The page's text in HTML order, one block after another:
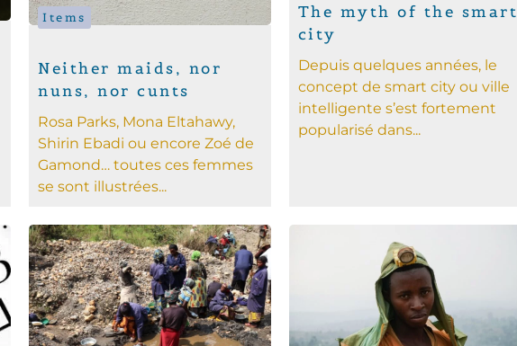
Items
Neither maids, nor
nuns, nor cunts
Rosa Parks, Mona Eltahawy,
Shirin Ebadi ou encore Zoé de
Gamond… toutes ces femmes
se sont illustrées...
The myth of the smart
city
Depuis quelques années, le
concept de smart city ou ville
intelligente s’est fortement
popularisé dans...